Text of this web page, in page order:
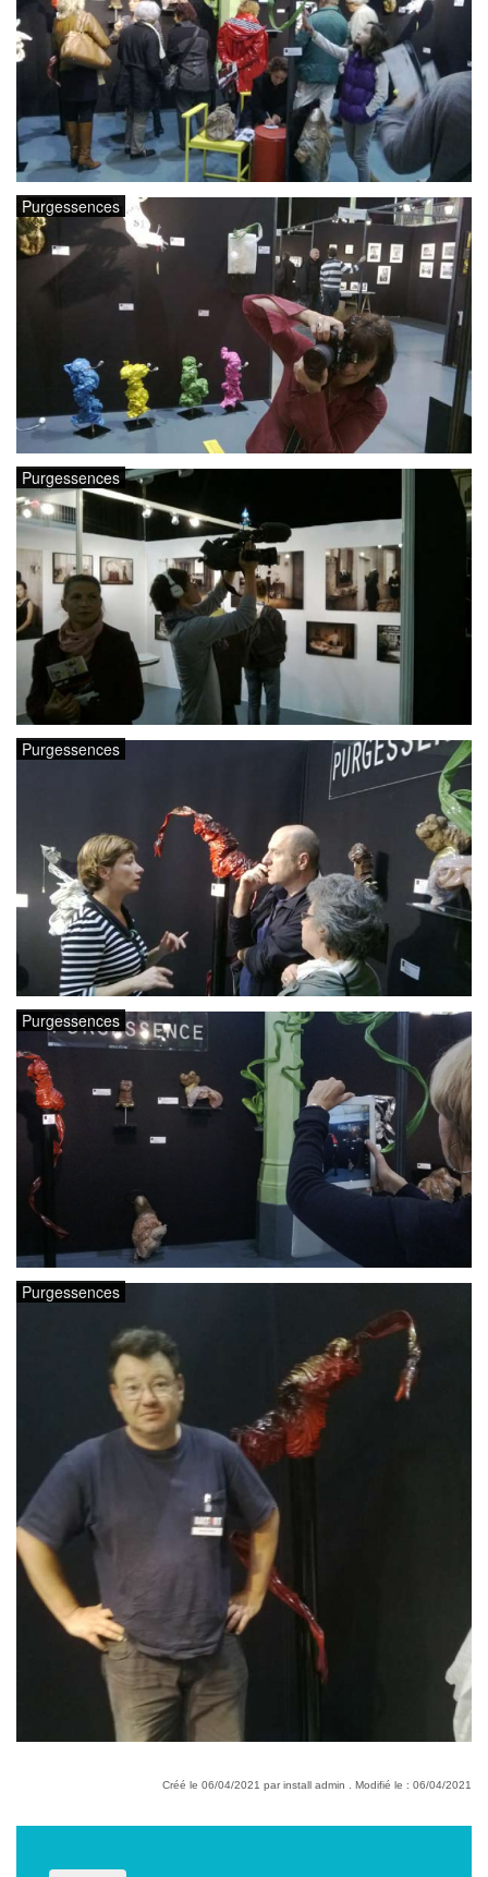
Purgessences
Purgessences
Purgessences
Purgessences
Purgessences
Créé le 06/04/2021 par install admin . Modifié le : 06/04/2021